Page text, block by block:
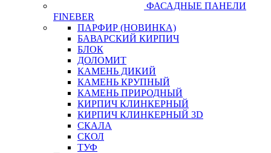
ФАСАДНЫЕ ПАНЕЛИ
FINEBER
ПАРФИР (НОВИНКА)
БАВАРСКИЙ КИРПИЧ
БЛОК
ДОЛОМИТ
КАМЕНЬ ДИКИЙ
КАМЕНЬ КРУПНЫЙ
КАМЕНЬ ПРИРОДНЫЙ
КИРПИЧ КЛИНКЕРНЫЙ
КИРПИЧ КЛИНКЕРНЫЙ 3D
СКАЛА
СКОЛ
ТУФ